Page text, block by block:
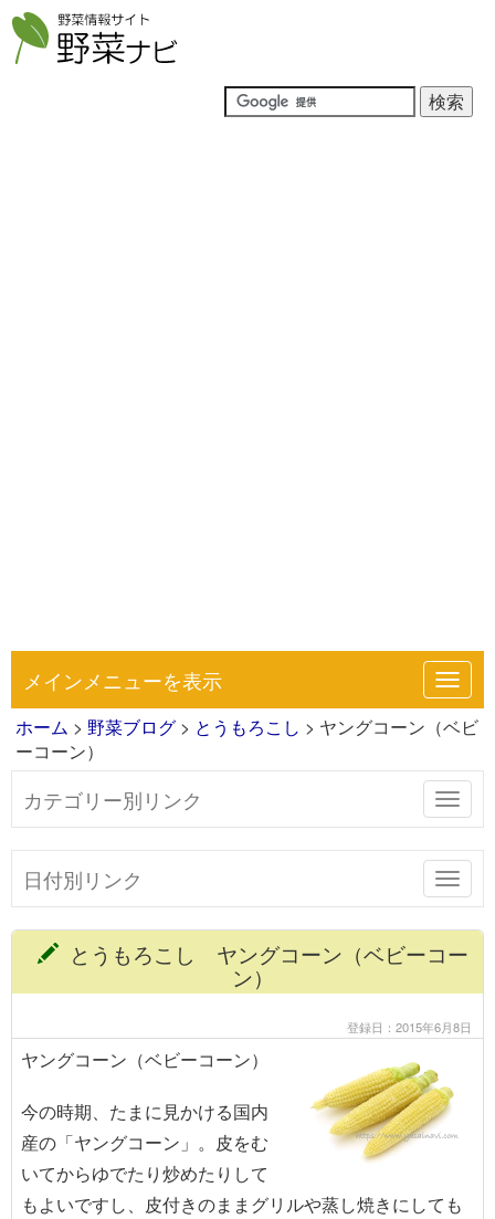
メインメニューを表示
ホーム > 野菜ブログ > とうもろこし > ヤングコーン（ベビ
ーコーン）
カテゴリー別リンク
日付別リンク
とうもろこし ヤングコーン（ベビーコー
ン）
登録日：2015年6月8日
ヤングコーン（ベビーコーン）
今の時期、たまに見かける国内
産の「ヤングコーン」。皮をむ
いてからゆでたり炒めたりして
もよいですし、皮付きのままグリルや蒸し焼きにしても